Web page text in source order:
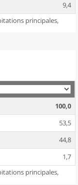
9,4
principales,
100,0
53,5
44,8
1,7
principales,